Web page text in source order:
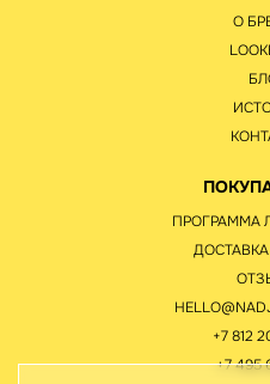
О
ПРОГРАММА
+7 812
+7 495